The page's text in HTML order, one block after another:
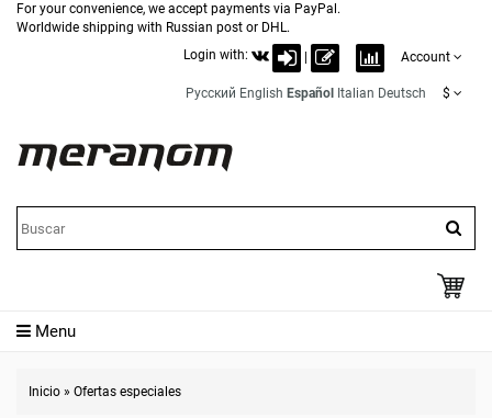
For your convenience, we accept payments via PayPal.
Worldwide shipping with Russian post or DHL.
Login with:
Account
Русский English Español Italian Deutsch $
Menu
Inicio » Ofertas especiales